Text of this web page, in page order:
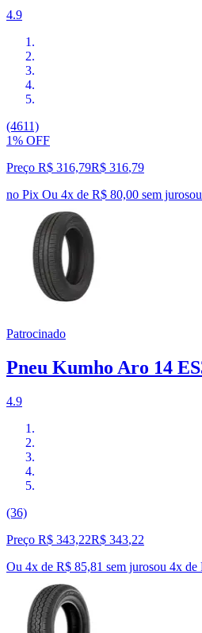
4.9
(4611)
1% OFF
Preço R$ 316,79R$ 316,79
no Pix Ou 4x de R$ 80,00 sem jurosou
Patrocinado
Pneu Kumho Aro 14
4.9
(36)
Preço R$ 343,22R$ 343,22
Ou 4x de R$ 85,81 sem jurosou 4x de